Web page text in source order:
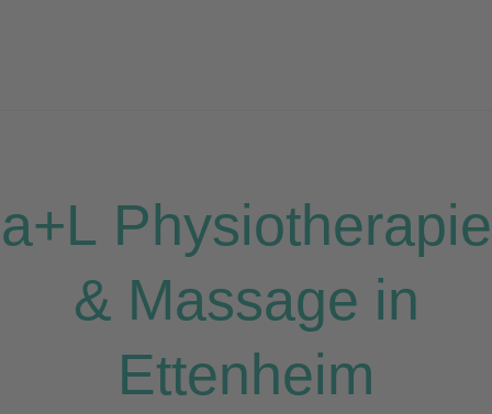
in entspannter Atmosphäre
a+L Physiotherapie
& Massage in
Ettenheim